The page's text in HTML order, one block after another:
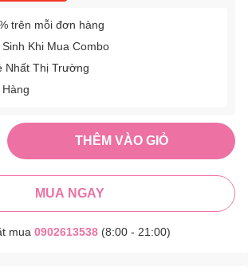
trên mỗi đơn hàng
Khi Mua Combo
Nhất Thị Trường
THÊM VÀO GIỎ
MUA NGAY
mua 0902613538(8:00 - 21:00)